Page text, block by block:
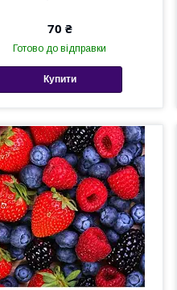
70 ₴
Готово до відправки
Купити